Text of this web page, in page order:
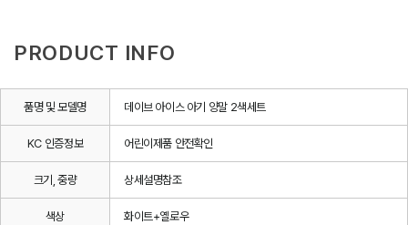
PRODUCT INFO
품명 및 모델명 데이브 아이스 아기 양말 2색세트
KC 인증정보 어린이제품 안전확인
크기, 중량 상세설명참조
색상 화이트+옐로우